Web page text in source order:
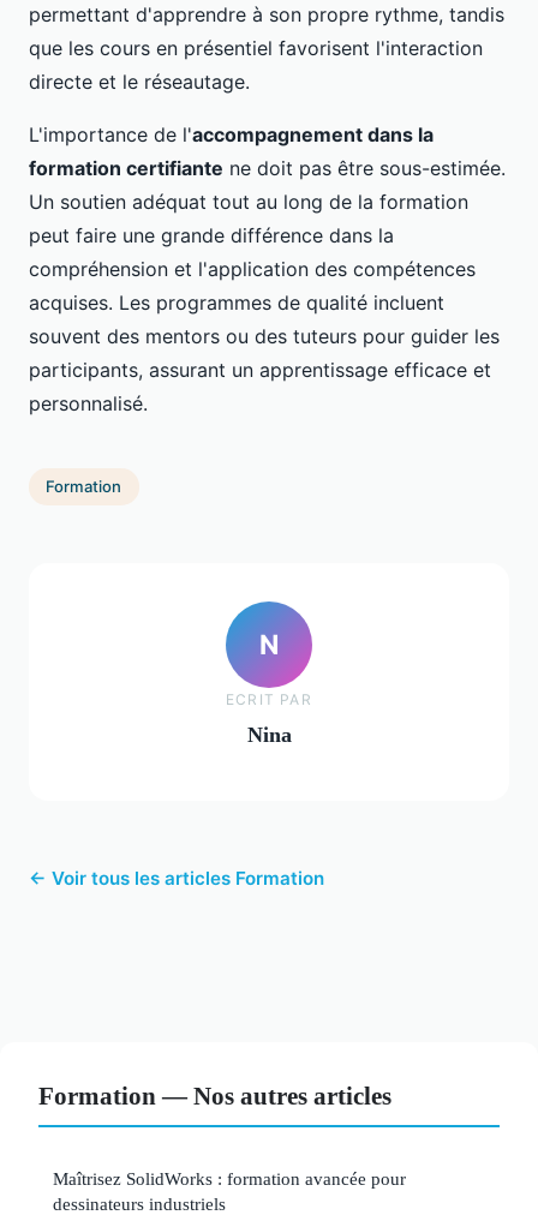
permettant d'apprendre à son propre rythme, tandis
que les cours en présentiel favorisent l'interaction
directe et le réseautage.
L'importance de l'accompagnement dans la
formation certifiante ne doit pas être sous-estimée.
Un soutien adéquat tout au long de la formation
peut faire une grande différence dans la
compréhension et l'application des compétences
acquises. Les programmes de qualité incluent
souvent des mentors ou des tuteurs pour guider les
participants, assurant un apprentissage efficace et
personnalisé.
Formation
N
ECRIT PAR
Nina
← Voir tous les articles Formation
Formation — Nos autres articles
Maîtrisez SolidWorks : formation avancée pour
dessinateurs industriels